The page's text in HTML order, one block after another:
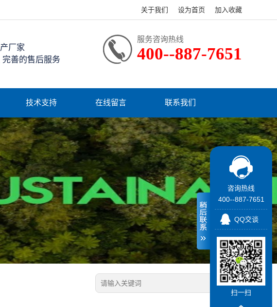
关于我们 设为首页 加入收藏
厂家
善的售后服务
服务咨询热线
400--887-7651
技术支持 在线留言 联系我们
咨询热线
400--887-7651
QQ交谈
扫一扫